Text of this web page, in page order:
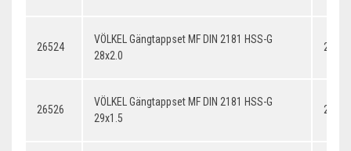
26524
VÖLKEL Gängtappset MF DIN 2181 HSS-G
28x2.0
26526
VÖLKEL Gängtappset MF DIN 2181 HSS-G
29x1.5